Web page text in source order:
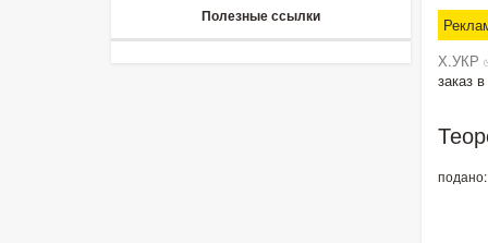
Х.УКР
заказ
Полезные ссылки